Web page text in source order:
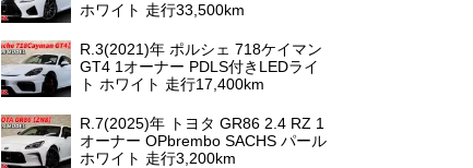
ホワイト 走行33,500km
R.3(2021)年 ポルシェ 718ケイマン
GT4 1オーナー PDLS付きLEDライ
ト ホワイト 走行17,400km
R.7(2025)年 トヨタ GR86 2.4 RZ 1
オーナー OPbrembo SACHS パール
ホワイト 走行3,200km